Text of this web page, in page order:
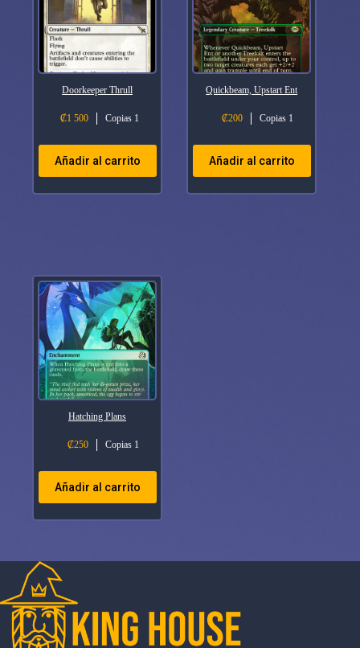
Doorkeeper Thrull
₡1 500 Copias 1
Añadir al carrito
Quickbeam, Upstart Ent
₡200 Copias 1
Añadir al carrito
Hatching Plans
₡250 Copias 1
Añadir al carrito